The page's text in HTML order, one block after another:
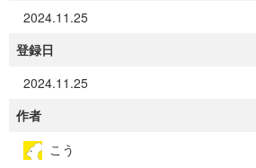
2024.11.25
登録日
2024.11.25
作者
こう